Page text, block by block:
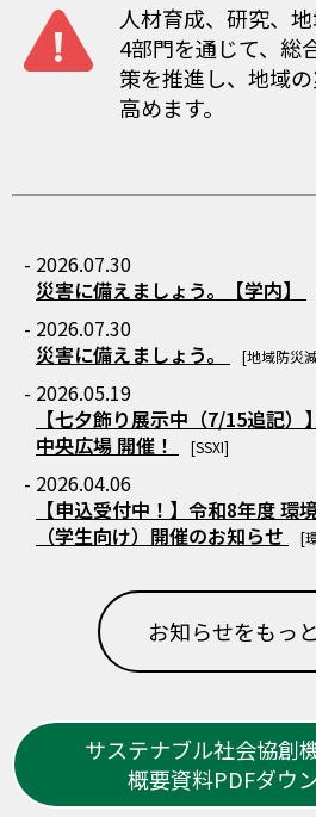
人材育成、研究、
4部門を通じて、総
策を推進し、地域
高めます。
- 2026.07.30
災害に備えましょう。【学内】
- 2026.07.30
災害に備えましょう。
[地域防災
- 2026.05.19
【七夕飾り展示中（7/15追記
中央広場 開催！
[SSXI]
- 2026.04.06
【申込受付中！】令和8年度 環
（学生向け）開催のお知らせ
[
お知らせをもっ
サステナブル社会協創機
概要資料PDFダウ